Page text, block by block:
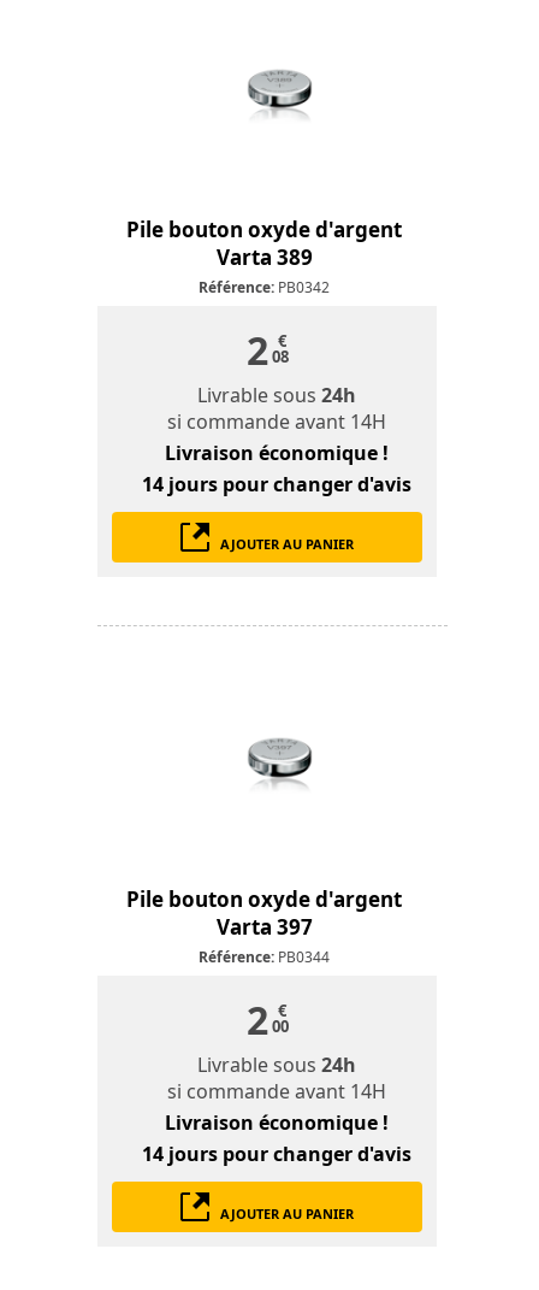
Pile bouton oxyde d'argent
Varta 389
Référence: PB0342
2 €
08
Livrable sous24h
si commande avant 14H
Livraison économique !
14 jours pour changer d'avis
AJOUTER AU PANIER
Pile bouton oxyde d'argent
Varta 397
Référence: PB0344
2 €
00
Livrable sous24h
si commande avant 14H
Livraison économique !
14 jours pour changer d'avis
AJOUTER AU PANIER